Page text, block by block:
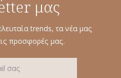
μας
trends, τα νέα μας
προσφορές μας.